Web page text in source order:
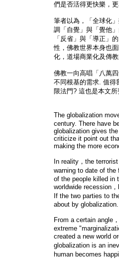
們是否活得更快樂，
筆者以為，「全球化
調「自覺」與「覺他
「反省」與「導正」
性，佛教世界本身也
化，道場商業化及傳
佛教一向高唱「八萬
不同根基的需求. 值得
限法門? 這也是本文
The globalization
century. There have
globalization gives
criticize it point out
making the more
In reality，the
warning to date of
of the people killed in
worldwide recession
If the two parties to
about by globalization.
From a certain angle
extreme
created a new world
globalization is an
human becomes